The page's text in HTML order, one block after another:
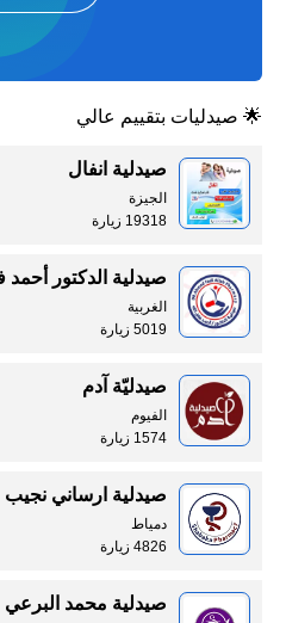
🌟 صيدليات بتقييم عالي
صيدلية انفال
الجيزة
19318 زيارة
صيدلية الدكتور أحمد
الغربية
5019 زيارة
صيدليّة آدم
الفيوم
1574 زيارة
صيدلية ارساني نجيب
دمياط
4826 زيارة
صيدلية محمد البرعي